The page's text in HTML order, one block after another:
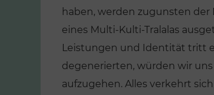
haben, werden zugunsten
eines Multi-Kulti-Tralalas
Leistungen und Identität tritt
degenerierten, würden wir
aufzugehen. Alles verkehrt